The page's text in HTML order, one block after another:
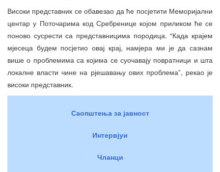
Високи представник се обавезао да ће посјетити Меморијални
центар у Поточарима код Сребренице којом приликом ће се
поново сусрести са представницима породица. “Када крајем
мјесеца будем посјетио овај крај, намјера ми је да сазнам
више о проблемима са којима се суочавају повратници и шта
локалне власти чине на рјешавању ових проблема”, рекао је
високи представник.
Саопштења за јавност
Интервјуи
Чланци